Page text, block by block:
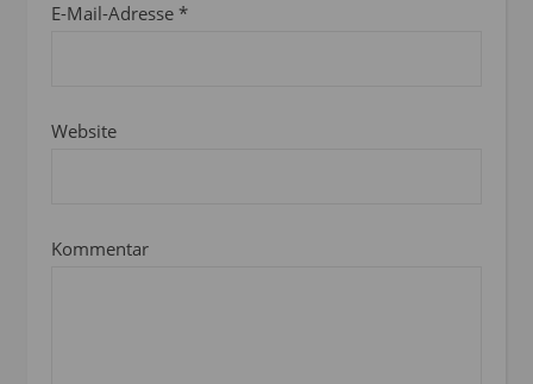
E-Mail-Adresse *
Website
Kommentar